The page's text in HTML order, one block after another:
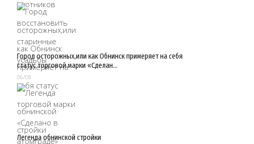
Город осторожных,или как Обнинск примеряет на себя
статус торговой марки «Сделан…
06/08
Легенда обнинской стройки